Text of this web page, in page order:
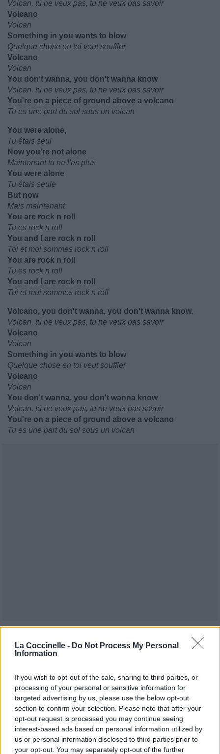
La Coccinelle - Do Not Process My Personal
Information
If you wish to opt-out of the sale, sharing to third parties, or
processing of your personal or sensitive information for
targeted advertising by us, please use the below opt-out
section to confirm your selection. Please note that after your
opt-out request is processed you may continue seeing
interest-based ads based on personal information utilized by
us or personal information disclosed to third parties prior to
your opt-out. You may separately opt-out of the further
Volcan, tu ne veux pas, tu ne veux pas savoir
Volcano
Volcan
Something in you wants to blow
Quelque chose en toi veut souffler
Volcano
Volcan
You don't wanna, you don't wanna know
Volcan, tu ne veux pas, tu ne veux pas savoir
You're on a piece of ground above a volcano
Tu es une part du sol sous un volcan
You were alone,
Tu étais seul
Now you're not alone
Maintenant tu ne l'es plus
You were alone
Tu étais seule
But now
Mais maintenant
You are rock n roll
Tu es rock n roll
You and I are rock n roll
Toi et moi sommes rock n roll
You are rock n roll
Tu es rock n roll
You and I are rock n roll
Toi et moi sommes rock n roll
Volcano, you don't wanna, you don't wanna know.
Volcan, tu ne veux pas, tu ne veux pas savoir
Volcano
Volcan
Something in you wants to blow
Quelque chose en toi veut souffler
Volcano
Volcan
You don't wanna, you don't wanna know
Volcan, tu ne veux pas, tu ne veux pas savoir
You're on a piece of ground above a volcano
Tu es une part du sol sous un volcan
le 10 septembre
2014 à 18h17.
Albums : Songs of Innocence
⇑
Paroles + Traduction Téléchargement
Vidéos
Commentaires